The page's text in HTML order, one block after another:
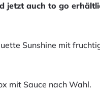
jetzt auch to go
Sunshine mit
mit Sauce nach Wahl.